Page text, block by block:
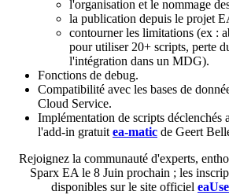
l'organisation et le nommage
la publication depuis le projet
contourner les limitations (ex :
pour utiliser 20+ scripts, perte
l'intégration dans un MDG).
Fonctions de debug.
Compatibilité avec les bases de
Cloud Service.
Implémentation de scripts déclenchés
l'add-in gratuit ea-matic de Geert
Rejoignez la communauté d'experts,
Sparx EA le 8 Juin prochain ; les
disponibles sur le site officiel